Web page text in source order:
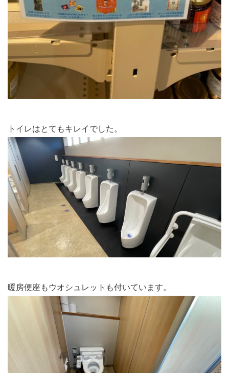
トイレはとてもキレイでした。
暖房便座もウオシュレットも付いています。